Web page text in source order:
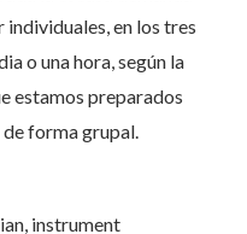
individuales, en los tres
o una hora, según la
estamos preparados
forma grupal.